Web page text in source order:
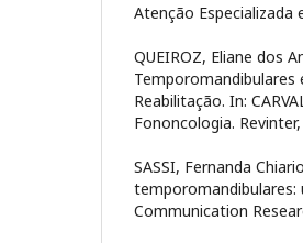
Atenção Especializada
QUEIROZ, Eliane dos
Temporomandibulares
Reabilitação. In:
Fononcologia.
SASSI, Fernanda
temporomandibulares:
Communication